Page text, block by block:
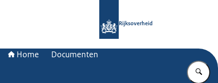
Rijksoverheid
Home Documenten